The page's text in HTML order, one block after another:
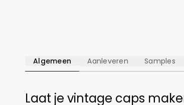
Algemeen Aanleveren Samples
Laat je vintage caps